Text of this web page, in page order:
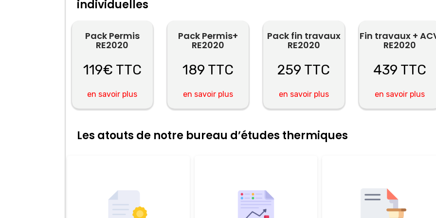
individuelles
Pack Permis
RE2020
119€ TTC
en savoir plus
Pack Permis+
RE2020
189 TTC
en savoir plus
Pack fin travaux
RE2020
259 TTC
en savoir plus
Fin travaux +
RE2020
439 TTC
en savoir plus
Les atouts de notre bureau d’études thermiques